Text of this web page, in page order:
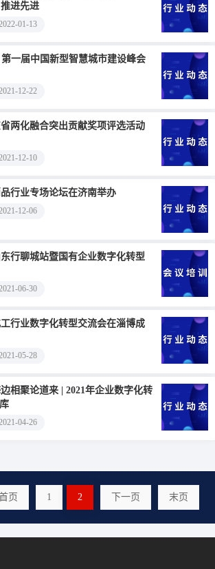
进先进
01-13
一届中国新型智慧城市建设峰会
12-22
两化融合突出贡献奖项评选活动
12-10
行业专场论坛在济南举办
12-06
行聊城站暨国有企业数字化转型
06-30
行业数字化转型交流会在淄博成
05-28
相聚论道来 | 2021年企业数字化转
04-26
页 1 2 下一页 末页